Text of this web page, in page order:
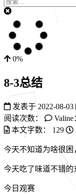
0%
8-3总结
发表于 2022-08-03
阅读次数：
Valine
本文字数：
129
今天不知道为啥很
今天吃了味道不错的
今日观赛